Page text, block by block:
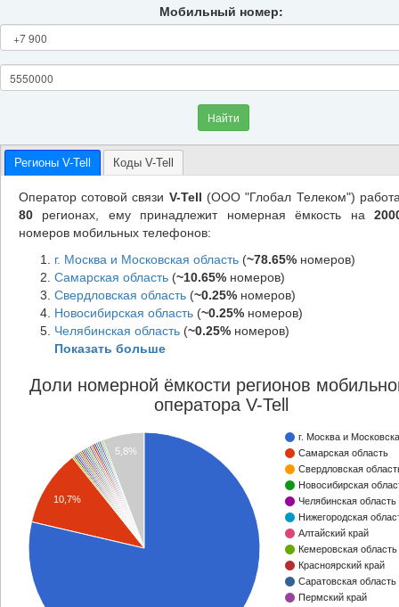
Мобильный номер:
Найти
Регионы V-Tell Коды V-Tell
Оператор сотовой связи V-Tell (ООО "Глобал Телеком")
80регионах, ему принадлежит номерная ёмкость на
номеров мобильных телефонов:
г. Москва и Московская область(~78.65%номеров)
Самарская область(~10.65%номеров)
Свердловская область(~0.25%номеров)
Новосибирская область(~0.25%номеров)
Челябинская область(~0.25%номеров)
Показать больше
Доли номерной ёмкости регионов
оператора V-Tell
г. Москва и
Самарская область
Свердловская
Новосибирская
Челябинская область
Нижегородская
Алтайский край
Кемеровская область
Красноярский край
Саратовская область
Пермский край
5,8%
10,7%